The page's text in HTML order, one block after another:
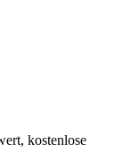
kostenlose